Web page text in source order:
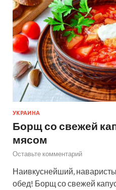
УКРАИНА
Борщ со свежей
мясом
Оставьте комментарий
Наивкуснейший,
обед! Борщ со свежей